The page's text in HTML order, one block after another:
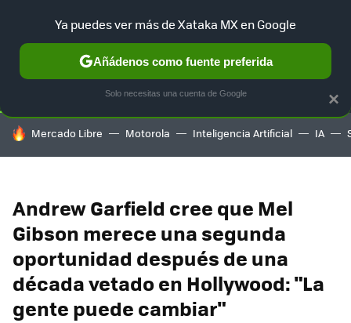
SELECCIÓN GAMING HOME AUTO TERRITORIO
HOY SE HABLA DE
Mercado Libre Motorola Inteligencia Artificial IA
Andrew Garfield cree que Mel
Gibson merece una segunda
oportunidad después de una
década vetado en Hollywood: "La
gente puede cambiar"
×
Ya puedes ver más de Xataka MX en Google
Añádenos como fuente preferida
Solo necesitas una cuenta de Google